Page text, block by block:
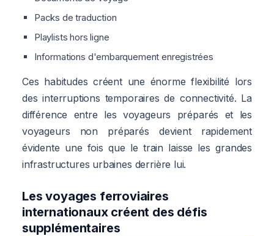
Packs de traduction
Playlists hors ligne
Informations d'embarquement enregistrées
Ces habitudes créent une énorme flexibilité lors
des interruptions temporaires de connectivité. La
différence entre les voyageurs préparés et les
voyageurs non préparés devient rapidement
évidente une fois que le train laisse les grandes
infrastructures urbaines derrière lui.
Les voyages ferroviaires
internationaux créent des défis
supplémentaires